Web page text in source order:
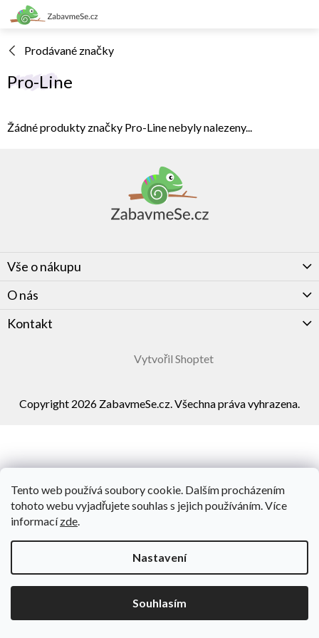
Tento web používá soubory cookie. Dalším procházením
tohoto webu vyjadřujete souhlas s jejich používáním. Více
informacízde.
Nastavení
Souhlasím
Přejít
na
Prodávané značky
Pro-Line
Žádné produkty značky Pro-Linenebyly nalezeny...
Vše o nákupu
O nás
Kontakt
Vytvořil Shoptet
Copyright 2026 ZabavmeSe.cz. Všechna práva vyhrazena.